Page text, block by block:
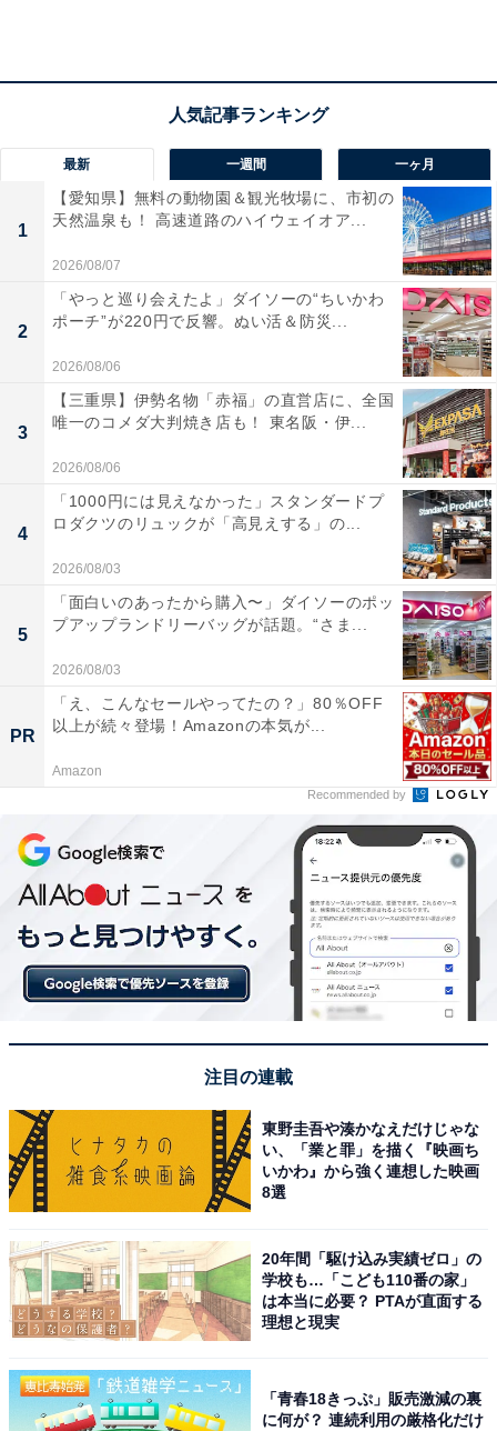
マツダに限らず、量産の自動車メーカーが今後生き残っ
ていくには、ドメスティックではなくグローバルな視点
が不可欠。ミニバンは海外でも数多く走っているが、時
流はSUVに移っている。
しかも、日本で売れているミニバンは、5ナンバーサイ
ズを基本とした背の高いミニバン（たとえば、ヴォクシ
ー/ノアやセレナ、ステップワゴンなど）が中心で、さら
にシエンタやフリードといったよりコンパクトなミニバ
ンとなっている。こうしたミニバンは、国内向けという
色合いが強く、商売としては以前ほどの旨みはなくなっ
ている。
さらに、マツダが「走りやデザインの良さ」を実現すべ
く、新世代商品群で採用している「スカイアクティブ」
技術、「魂動（こどう）」デザインという要素はミニバ
ンには適用しにくいという理由もあるのかもしれない。
それならば、世界中に広がっているSUVに注力（もちろ
ん、セダンやワゴン、ハッチバックも重要）した方が賢
日本メーカーのミニバンは減っていく!?
最新 一週間 一ヶ月
1
【愛知県】無料の動物園＆観光牧場に、市初の
天然温泉も！ 高速道路のハイウェイオア...
2026/08/07
2
「やっと巡り会えたよ」ダイソーの“ちいかわ
ポーチ”が220円で反響。ぬい活＆防災...
2026/08/06
3
【三重県】伊勢名物「赤福」の直営店に、全国
唯一のコメダ大判焼き店も！ 東名阪・伊...
2026/08/06
4
「1000円には見えなかった」スタンダードプ
ロダクツのリュックが「高見えする」の...
2026/08/03
5
「面白いのあったから購入〜」ダイソーのポッ
プアップランドリーバッグが話題。“さま...
2026/08/03
PR
「え、こんなセールやってたの？」80％OFF
以上が続々登場！Amazonの本気が...
Amazon
Recommended by
注目の連載
東野圭吾や湊かなえだけじゃな
い、「業と罪」を描く『映画ち
いかわ』から強く連想した映画
8選
20年間「駆け込み実績ゼロ」の
学校も…「こども110番の家」
は本当に必要？ PTAが直面する
理想と現実
「青春18きっぷ」販売激減の裏
に何が？ 連続利用の厳格化だけ